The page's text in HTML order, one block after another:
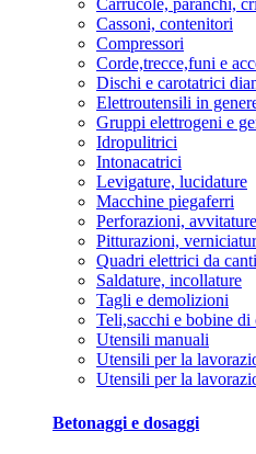
Carrucole, paranchi,
Cassoni, contenitori
Compressori
Corde,trecce,funi e
Dischi e carotatrici
Elettroutensili in
Gruppi elettrogeni e
Idropulitrici
Intonacatrici
Levigature, lucidature
Macchine piegaferri
Perforazioni,
Pitturazioni,
Quadri elettrici da
Saldature, incollature
Tagli e demolizioni
Teli,sacchi e bobine di
Utensili manuali
Utensili per la
Utensili per la
Betonaggi e dosaggi